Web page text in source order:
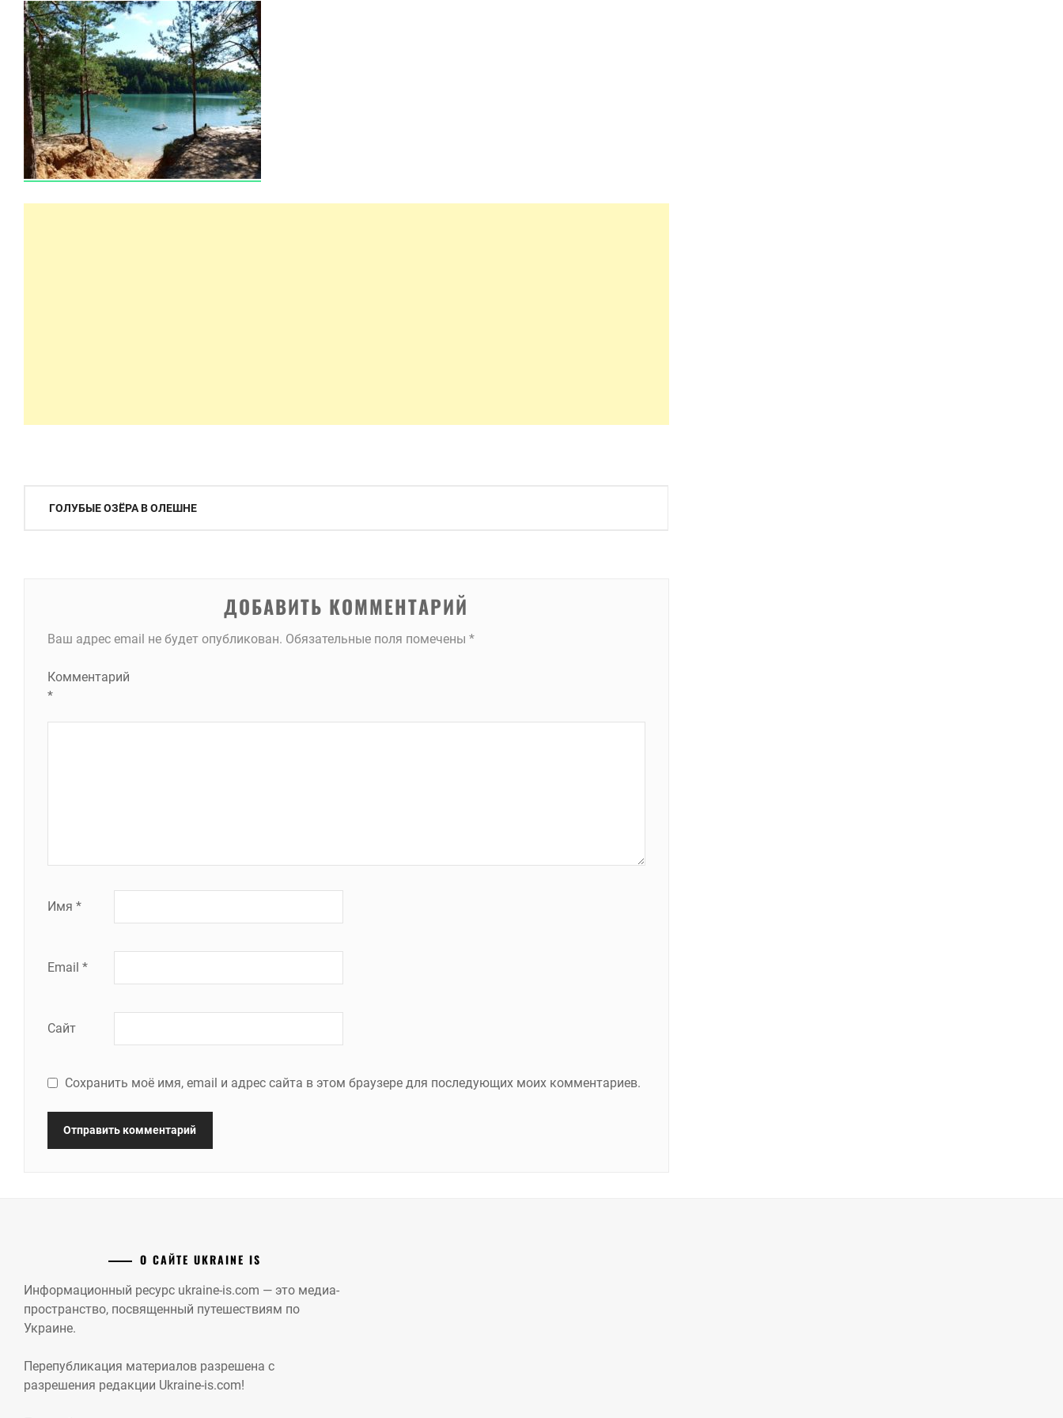
Навигация
ГОЛУБЫЕ ОЗЁРА В ОЛЕШНЕ
ДОБАВИТЬ КОММЕНТАРИЙ
Ваш адрес email не будет опубликован. Обязательные поля помечены *
Комментарий
*
Имя *
Email *
Сайт
Сохранить моё имя, email и адрес сайта в этом браузере для последующих моих комментариев.
О САЙТЕ UKRAINE IS
Информационный ресурс ukraine-is.com — это медиа-
пространство, посвященный путешествиям по
Украине.
Перепубликация материалов разрешена с
разрешения редакции Ukraine-is.com!